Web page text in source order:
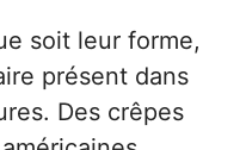
soit leur forme,
présent dans
Des crêpes